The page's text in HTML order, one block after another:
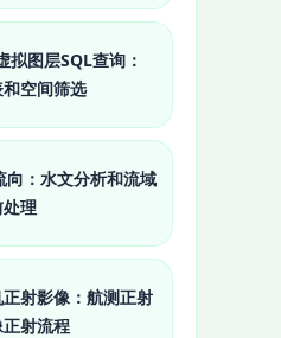
拟图层SQL查询：
空间筛选
向：水文分析和流域
理
射影像：航测正射
射流程